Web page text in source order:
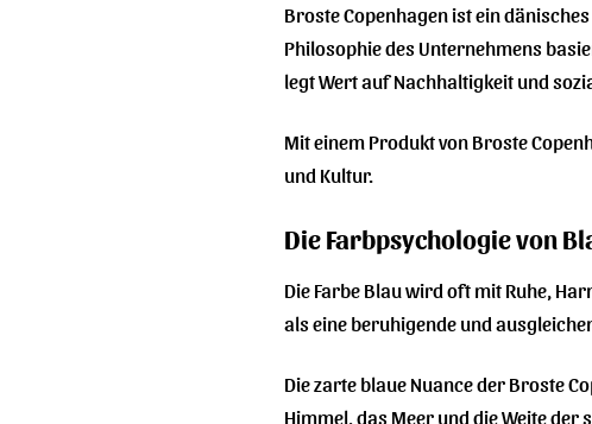
Broste Copenhagen ist ein
Philosophie des Unternehmens
legt Wert auf Nachhaltigkeit und
Mit einem Produkt von Broste
und Kultur.
Die Farbpsychologie von
Die Farbe Blau wird oft mit Ruhe,
als eine beruhigende und
Die zarte blaue Nuance der Broste
Himmel, das Meer und die Weite der